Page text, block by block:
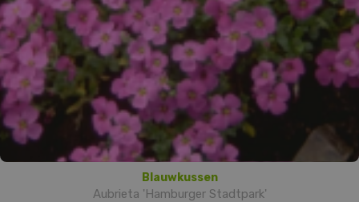
Blauwkussen
Aubrieta 'Hamburger Stadtpark'